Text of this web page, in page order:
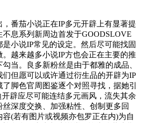
番茄小说正在IP多元开辟上有显著提
息系列新周边首发于GOODSLOVE
小说IP常见的设定。然后尽可能找固
越来越多小说IP方也会正在主要的推
当。良多新粉丝是由于都雅的成品、
但愿可以或许通过衍生品的开辟为IP
脚色官周图鉴逐个对照寻找，据她引
辟应尽可能连结多元画风，流失其余
深度交换、加强粘性、创制更多回
(若有图片或视频亦包罗正在内)为自